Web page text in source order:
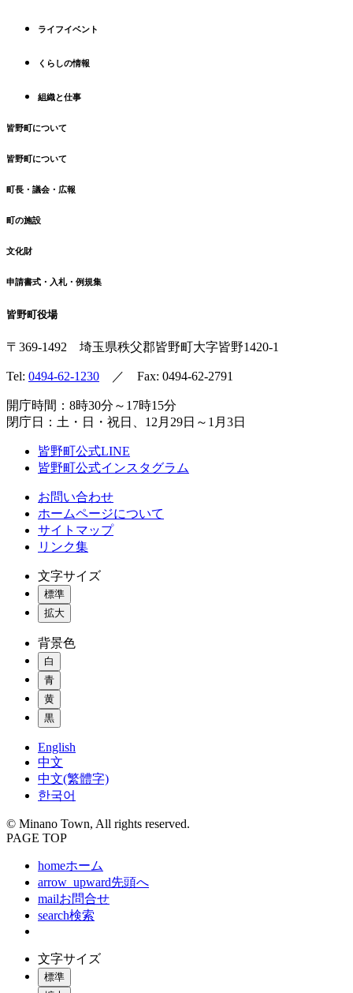
ライフイベント
くらしの情報
組織と仕事
皆野町について
皆野町について
町長・議会・広報
町の施設
文化財
申請書式・入札・例規集
皆野町役場
〒369-1492 埼玉県秩父郡皆野町大字皆野1420-1
Tel: 0494-62-1230 ／ Fax: 0494-62-2791
開庁時間：8時30分～17時15分
閉庁日：土・日・祝日、12月29日～1月3日
皆野町公式LINE
皆野町公式インスタグラム
お問い合わせ
ホームページについて
サイトマップ
リンク集
文字サイズ
標準
拡大
背景色
白
青
黄
黒
English
中文
中文(繁體字)
한국어
© Minano Town, All rights reserved.
PAGE TOP
homeホーム
arrow_upward先頭へ
mailお問合せ
search検索
文字サイズ
標準